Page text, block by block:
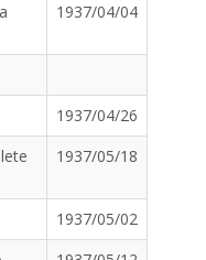
1937/04/04
1937/04/26
1937/05/18
1937/05/02